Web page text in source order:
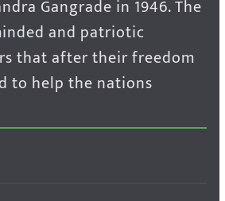
Gangrade in 1946. The
and patriotic
that after their freedom
to help the nations